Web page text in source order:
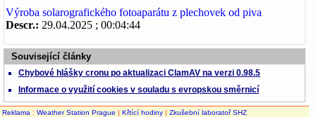
Výroba solarografického fotoaparátu z plechovek od piva
Descr.: 29.04.2025 ; 00:04:44
Související články
Chybové hlášky cronu po aktualizaci ClamAV na verzi 0.98.5
Informace o využití cookies v souladu s evropskou směrnicí
Reklama : Weather Station Prague | Křtící hodiny | Zkušební laboratoř SHZ